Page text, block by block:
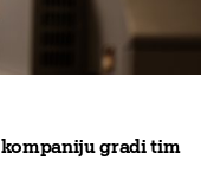
gradi tim